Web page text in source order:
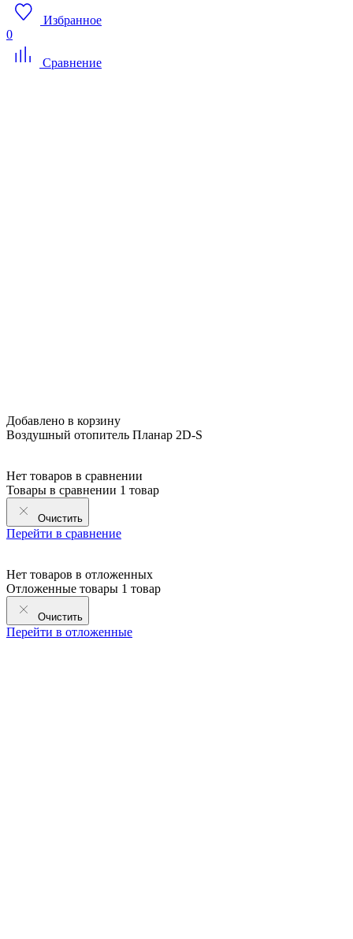
Избранное
0
Сравнение
Добавлено в корзину
Воздушный отопитель Планар 2D-S
Нет товаров в сравнении
Товары в сравнении 1 товар
Очистить
Перейти в сравнение
Нет товаров в отложенных
Отложенные товары 1 товар
Очистить
Перейти в отложенные